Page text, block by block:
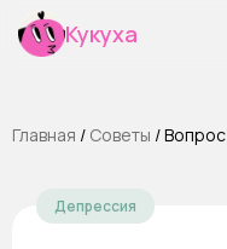
Кукуха
Главная / Cоветы /Вопрос
Депрессия